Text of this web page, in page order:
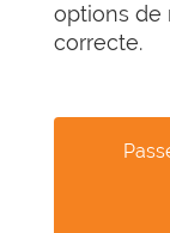
options de
correcte.